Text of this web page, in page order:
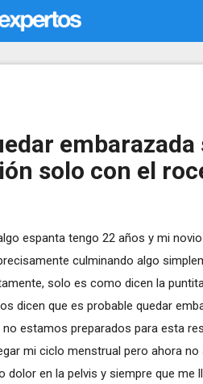
solo con el
espanta tengo 22 años y mi
culminando algo
solo es como dicen la
dicen que es probable quedar
no estamos preparados para esta
mi ciclo menstrual pero ahora
dolor en la pelvis y siempre que me